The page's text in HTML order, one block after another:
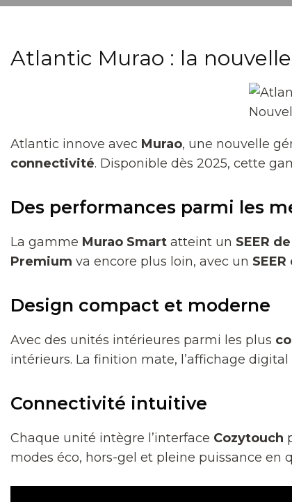
Atlantic Murao : la
Atlantic innove avec Murao, une nouvelle
connectivité. Disponible dès 2025, cette
Des performances parmi les
La gamme Murao Smart atteint un SEER
Premium va encore plus loin, avec un
Design compact et moderne
Avec des unités intérieures parmi les plus
intérieurs. La finition mate, l’affichage digital
Connectivité intuitive
Chaque unité intègre l’interface Cozytouch
modes éco, hors-gel et pleine puissance en